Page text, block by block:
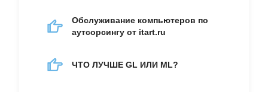
Обслуживание компьютеров по
аутсорсингу от itart.ru
ЧТО ЛУЧШЕ GL ИЛИ ML?